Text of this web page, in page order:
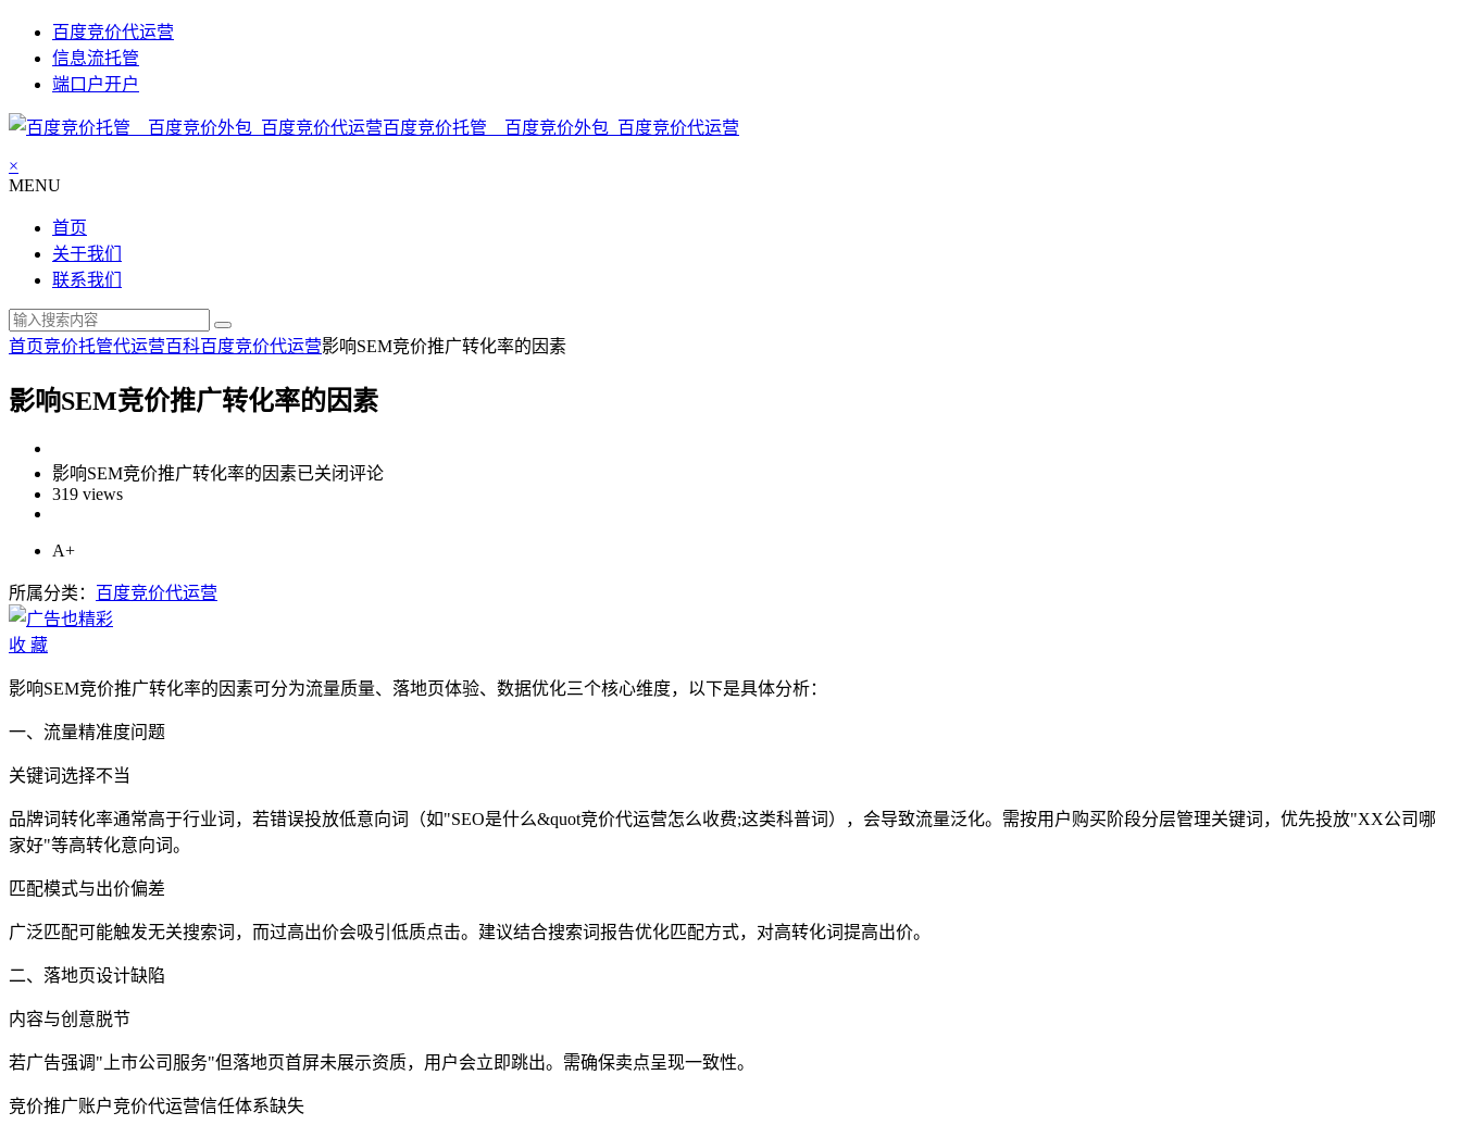
百度竞价代运营
信息流托管
端口户开户
百度竞价托管__百度竞价外包_百度竞价代运营
×
MENU
首页
关于我们
联系我们
首页竞价托管代运营百科百度竞价代运营影响SEM竞价推广转化率的因素
影响SEM竞价推广转化率的因素
影响SEM竞价推广转化率的因素已关闭评论
319 views
A+
所属分类： 百度竞价代运营
收 藏
影响SEM竞价推广转化率的因素可分为流量质量、落地页体验、数据优化三个核心维度，以下是具体分析：
一、流量精准度问题
关键词选择不当‌
品牌词转化率通常高于行业词，若错误投放低意向词（如"SEO是什么&quot竞价代运营怎么收费;这类科普词），会导致流量泛化‌。需按用户购买阶段分层管理关键词，优先投放"XX公司哪
家好"等高转化意向词‌。
匹配模式与出价偏差‌
广泛匹配可能触发无关搜索词，而过高出价会吸引低质点击。建议结合搜索词报告优化匹配方式，对高转化词提高出价‌。
二、落地页设计缺陷
内容与创意脱节‌
若广告强调"上市公司服务"但落地页首屏未展示资质，用户会立即跳出。需确保卖点呈现一致性‌。
竞价推广账户竞价代运营信任体系缺失‌